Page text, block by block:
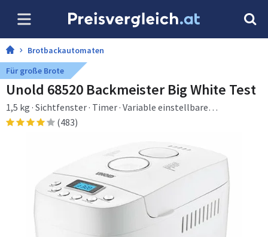
Brotbackautomaten
Für große Brote
Unold 68520 Backmeister Big White Test
1,5 kg · Sichtfenster · Timer · Variable einstellbare
Krustenbräunung · Warmhaltefunktion · 850 W
(483)